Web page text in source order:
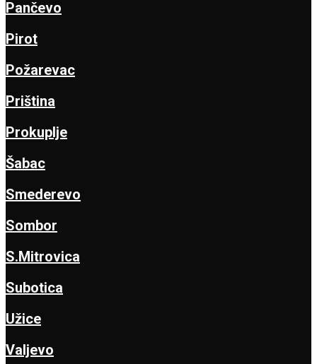
Pančevo
Pirot
Požarevac
Priština
Prokuplje
Šabac
Smederevo
Sombor
S.Mitrovica
Subotica
Užice
Valjevo